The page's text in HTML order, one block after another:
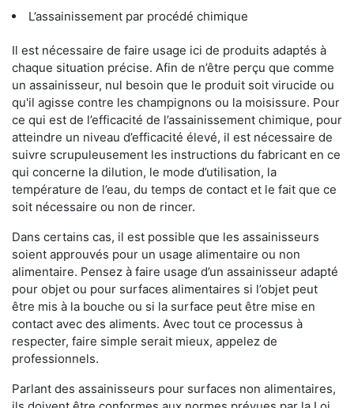
L’assainissement par procédé chimique
Il est nécessaire de faire usage ici de produits adaptés à
chaque situation précise. Afin de n’être perçu que comme
un assainisseur, nul besoin que le produit soit virucide ou
qu'il agisse contre les champignons ou la moisissure. Pour
ce qui est de l’efficacité de l’assainissement chimique, pour
atteindre un niveau d’efficacité élevé, il est nécessaire de
suivre scrupuleusement les instructions du fabricant en ce
qui concerne la dilution, le mode d’utilisation, la
température de l’eau, du temps de contact et le fait que ce
soit nécessaire ou non de rincer.
Dans certains cas, il est possible que les assainisseurs
soient approuvés pour un usage alimentaire ou non
alimentaire. Pensez à faire usage d’un assainisseur adapté
pour objet ou pour surfaces alimentaires si l’objet peut
être mis à la bouche ou si la surface peut être mise en
contact avec des aliments. Avec tout ce processus à
respecter, faire simple serait mieux, appelez de
professionnels.
Parlant des assainisseurs pour surfaces non alimentaires,